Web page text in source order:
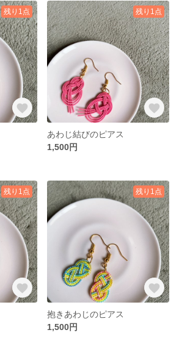
残り1点 残り1点
あわじ結びのピアス
1,500円
残り1点 残り1点
抱きあわじのピアス
1,500円